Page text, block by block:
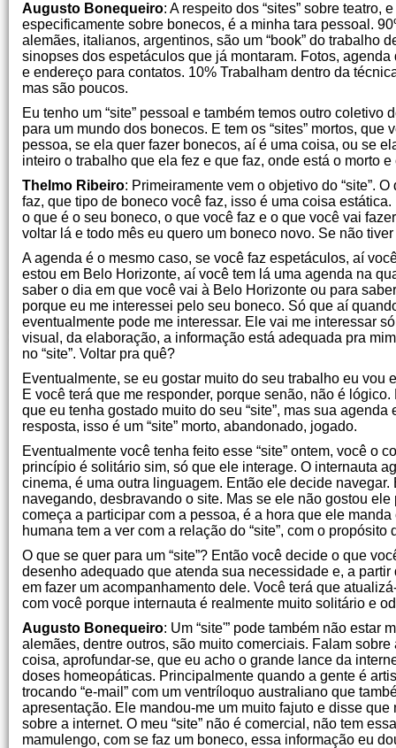
Augusto Bonequeiro: A respeito dos “sites” sobre teatro,
especificamente sobre bonecos, é a minha tara pessoal.
alemães, italianos, argentinos, são um “book” do trabalho
sinopses dos espetáculos que já montaram. Fotos,
e endereço para contatos. 10% Trabalham dentro da
mas são poucos.
Eu tenho um “site” pessoal e também temos outro
para um mundo dos bonecos. E tem os “sites” mortos,
pessoa, se ela quer fazer bonecos, aí é uma coisa, ou se
inteiro o trabalho que ela fez e que faz, onde está o morto
Thelmo Ribeiro: Primeiramente vem o objetivo do “site”.
faz, que tipo de boneco você faz, isso é uma coisa
o que é o seu boneco, o que você faz e o que você vai
voltar lá e todo mês eu quero um boneco novo. Se não
A agenda é o mesmo caso, se você faz espetáculos, aí
estou em Belo Horizonte, aí você tem lá uma agenda na
saber o dia em que você vai à Belo Horizonte ou para
porque eu me interessei pelo seu boneco. Só que aí
eventualmente pode me interessar. Ele vai me interessar
visual, da elaboração, a informação está adequada pra
no “site”. Voltar pra quê?
Eventualmente, se eu gostar muito do seu trabalho eu vou
E você terá que me responder, porque senão, não é
que eu tenha gostado muito do seu “site”, mas sua
resposta, isso é um “site” morto, abandonado, jogado.
Eventualmente você tenha feito esse “site” ontem, você o
princípio é solitário sim, só que ele interage. O internauta
cinema, é uma outra linguagem. Então ele decide navegar.
navegando, desbravando o site. Mas se ele não gostou
começa a participar com a pessoa, é a hora que ele
humana tem a ver com a relação do “site”, com o propósito
O que se quer para um “site”? Então você decide o que
desenho adequado que atenda sua necessidade e, a
em fazer um acompanhamento dele. Você terá que
com você porque internauta é realmente muito solitário e
Augusto Bonequeiro: Um “site'” pode também não estar
alemães, dentre outros, são muito comerciais. Falam
coisa, aprofundar-se, que eu acho o grande lance da
doses homeopáticas. Principalmente quando a gente é
trocando “e-mail” com um ventríloquo australiano que
apresentação. Ele mandou-me um muito fajuto e disse
sobre a internet. O meu “site” não é comercial, não tem
mamulengo, com se faz um boneco, essa informação eu